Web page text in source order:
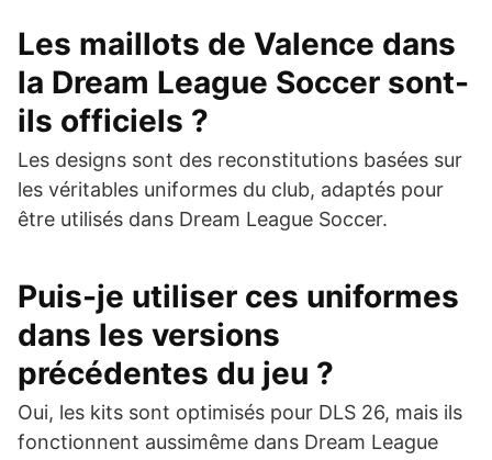
Les maillots de Valence dans
la Dream League Soccer sont-
ils officiels ?
Les designs sont des reconstitutions basées sur
les véritables uniformes du club, adaptés pour
être utilisés dans Dream League Soccer.
Puis-je utiliser ces uniformes
dans les versions
précédentes du jeu ?
Oui, les kits sont optimisés pour DLS 26, mais ils
fonctionnent aussimême dans Dream League